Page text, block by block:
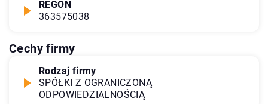
REGON
363575038
Cechy firmy
Rodzaj firmy
SPÓŁKI Z OGRANICZONĄ
ODPOWIEDZIALNOŚCIĄ